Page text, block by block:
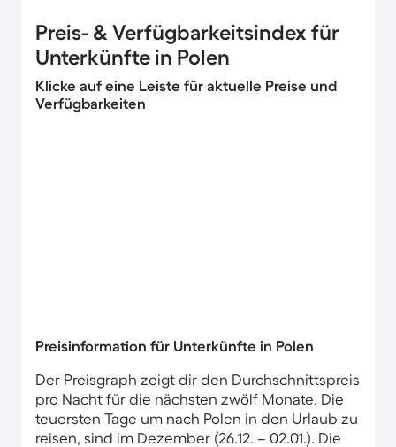
Preis- & Verfügbarkeitsindex für
Unterkünfte in Polen
Klicke auf eine Leiste für aktuelle Preise und
Verfügbarkeiten
Preisinformation für Unterkünfte in Polen
Der Preisgraph zeigt dir den Durchschnittspreis
pro Nacht für die nächsten zwölf Monate. Die
teuersten Tage um nach Polen in den Urlaub zu
reisen, sind im Dezember (26.12. – 02.01.). Die